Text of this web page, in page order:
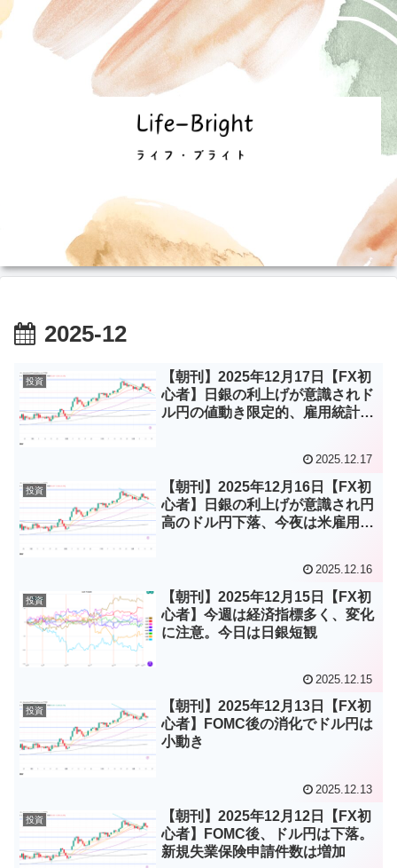
2025-12
投資
【朝刊】2025年12月17日【FX初
心者】日銀の利上げが意識されド
ル円の値動き限定的、雇用統計は
2025.12.17
投資
【朝刊】2025年12月16日【FX初
心者】日銀の利上げが意識され円
高のドル円下落、今夜は米雇用統
2025.12.16
投資
【朝刊】2025年12月15日【FX初
心者】今週は経済指標多く、変化
に注意。今日は日銀短観
2025.12.15
投資
【朝刊】2025年12月13日【FX初
心者】FOMC後の消化でドル円は
小動き
2025.12.13
投資
【朝刊】2025年12月12日【FX初
心者】FOMC後、ドル円は下落。
新規失業保険申請件数は増加